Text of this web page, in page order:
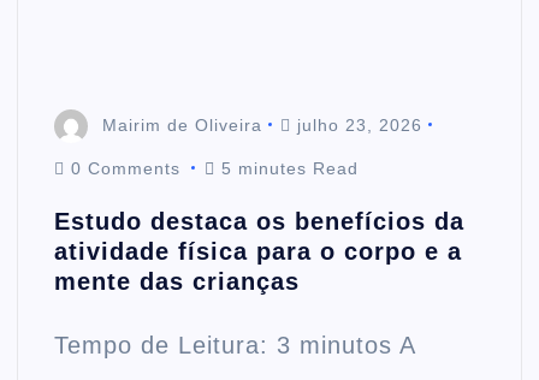
Mairim de Oliveira julho 23, 2026
0 Comments 5 minutes Read
Estudo destaca os benefícios da
atividade física para o corpo e a
mente das crianças
Tempo de Leitura: 3 minutos A